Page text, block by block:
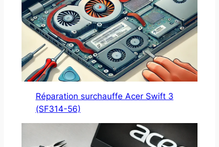
Réparation surchauffe Acer Swift 3
(SF314-56)